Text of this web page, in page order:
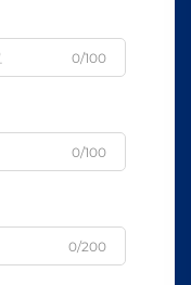
0/100
0/100
0/200